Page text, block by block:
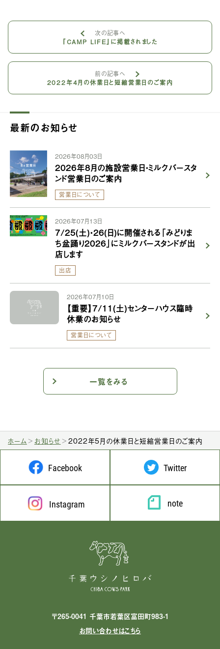
次の記事へ
『CAMP LIFE』に掲載されました
前の記事へ
2022年4月の休業日と短縮営業日のご案内
最新のお知らせ
2026年08月03日
2026年8月の施設営業日・ミルクバースタ
ンド営業日のご案内
営業日について
2026年07月13日
7/25(土)・26(日)に開催される「みどりま
ち盆踊り2026」にミルクバースタンドが出
店します
出店
2026年07月10日
【重要】7/11(土)センターハウス臨時
休業のお知らせ
営業日について
一覧をみる
ホーム お知らせ 2022年5月の休業日と短縮営業日のご案内
Facebook Twitter
Instagram note
〒265-0041 千葉市若葉区富田町983-1
お問い合わせはこちら